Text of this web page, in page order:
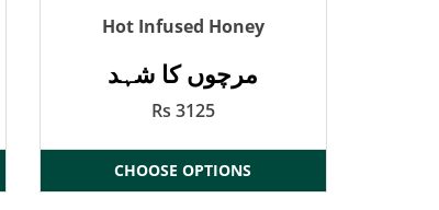
Hot Infused Honey
مرچوں کا شہد
Rs 3125
CHOOSE OPTIONS